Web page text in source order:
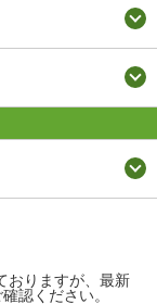
おりますが、最新
認ください。